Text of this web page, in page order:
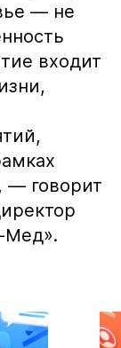
— не
входит
— говорит
Мед».